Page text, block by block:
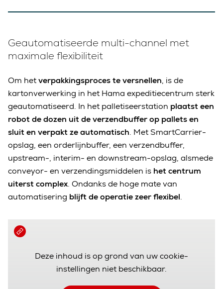
Deze inhoud is op grond van uw cookie-
instellingen niet beschikbaar.
Geautomatiseerde multi-channel met
maximale flexibiliteit
Om hetverpakkingsproces te versnellen, is de
kartonverwerking in het Hama expeditiecentrum sterk
geautomatiseerd. In het palletiseerstation plaatst een
robot de dozen uit de verzendbuffer op pallets en
sluit en verpakt ze automatisch. Met SmartCarrier-
opslag, een orderlijnbuffer, een verzendbuffer,
upstream-, interim- en downstream-opslag, alsmede
conveyor- en verzendingsmiddelen is het centrum
uiterst complex. Ondanks de hoge mate van
automatisering blijft de operatie zeer flexibel.